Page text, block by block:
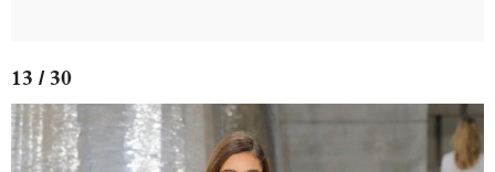
13 / 30